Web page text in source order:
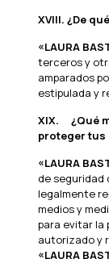
XVIII. ¿De
«LAURA
terceros y
amparados
estipulada y
XIX. ¿Qué
proteger tus
«LAURA
de seguridad
legalmente
medios y
para evitar la
autorizado y
«LAURA